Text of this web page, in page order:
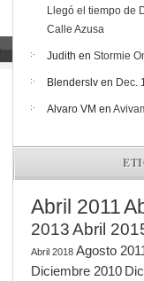
Llegó el tiempo de
Calle Azusa
Judith en Stormie
Blenderslv en Dec.
Alvaro VM en
Abril 2011
2013Abril
Abril 2018 Agosto
Diciembre 2010